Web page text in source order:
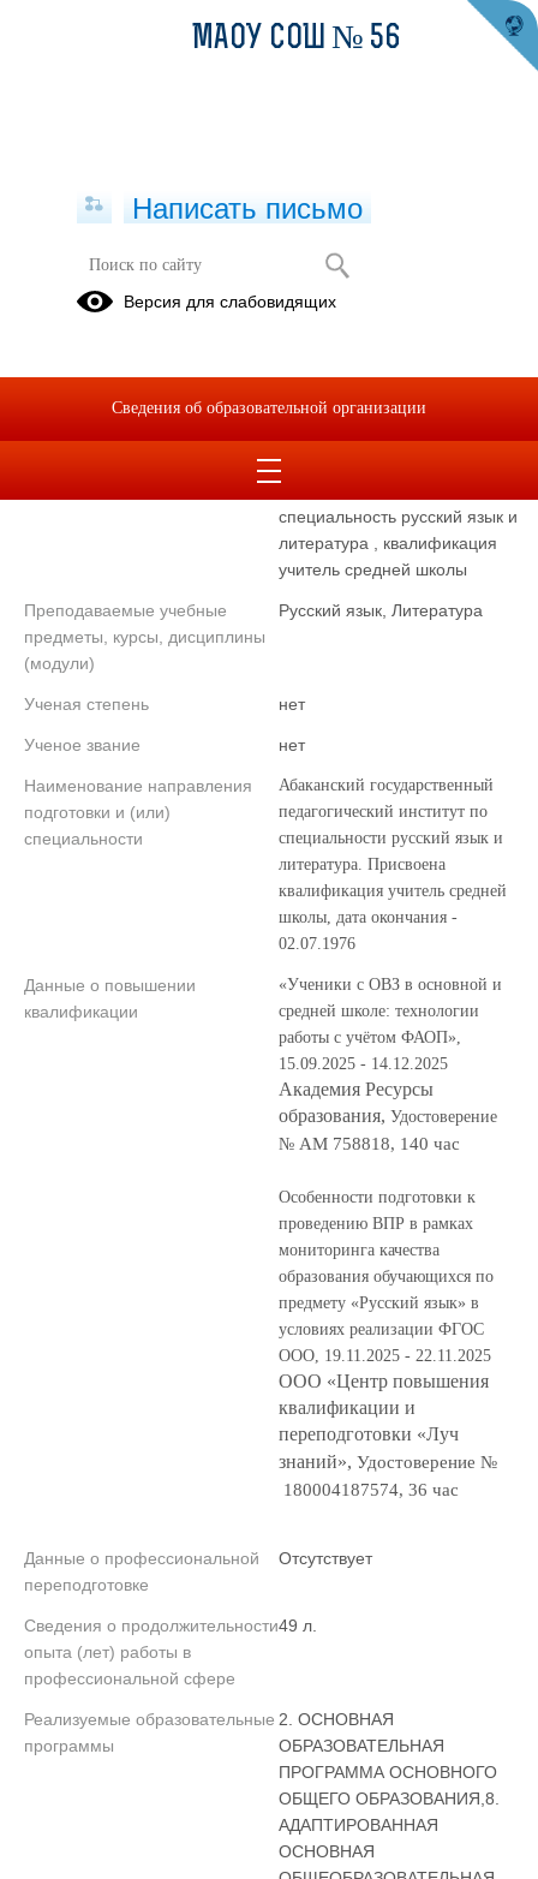
Учитель
Аксёнова Галина
Уровень образования
Высшее профессиональное
Абаканский государственный
специальность русский язык и
литература , квалификация
учитель средней школы
Преподаваемые учебные
предметы, курсы, дисциплины
(модули)
Русский язык, Литература
Ученая степень нет
Ученое звание нет
Наименование направления
подготовки и (или)
специальности
Абаканский государственный
педагогический институт по
специальности русский язык и
литература. Присвоена
квалификация учитель средней
школы, дата окончания -
02.07.1976
Данные о повышении
квалификации
«Ученики с ОВЗ в основной и
средней школе: технологии
работы с учётом ФАОП»,
15.09.2025 - 14.12.2025
Академия Ресурсы
образования, Удостоверение
№ АМ 758818, 140 час
Особенности подготовки к
проведению ВПР в рамках
мониторинга качества
образования обучающихся по
предмету «Русский язык» в
условиях реализации ФГОС
ООО, 19.11.2025 - 22.11.2025
ООО «Центр повышения
квалификации и
переподготовки «Луч
знаний», Удостоверение №
180004187574, 36 час
Данные о профессиональной
переподготовке
Отсутствует
Сведения о продолжительности
опыта (лет) работы в
профессиональной сфере
49 л.
Реализуемые образовательные
программы
2. ОСНОВНАЯ
ОБРАЗОВАТЕЛЬНАЯ
ПРОГРАММА ОСНОВНОГО
ОБЩЕГО ОБРАЗОВАНИЯ,8.
АДАПТИРОВАННАЯ
ОСНОВНАЯ
МАОУ СОШ № 56
Написать письмо
Версия для слабовидящих
Сведения об образовательной организации